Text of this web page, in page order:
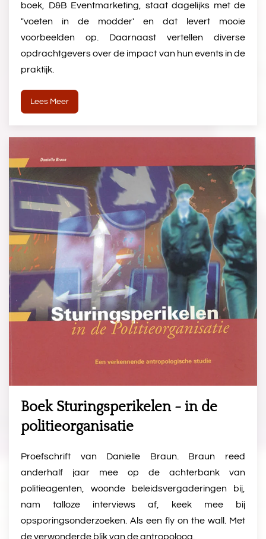
boek, D&B Eventmarketing, staat dagelijks met de
"voeten in de modder' en dat levert mooie
voorbeelden op. Daarnaast vertellen diverse
opdrachtgevers over de impact van hun events in de
praktijk.
Lees Meer
Boek Sturingsperikelen - in de
politieorganisatie
Proefschrift van Danielle Braun. Braun reed
anderhalf jaar mee op de achterbank van
politieagenten, woonde beleidsvergaderingen bij,
nam talloze interviews af, keek mee bij
opsporingsonderzoeken. Als een fly on the wall. Met
de verwonderde blik van de antropoloog.